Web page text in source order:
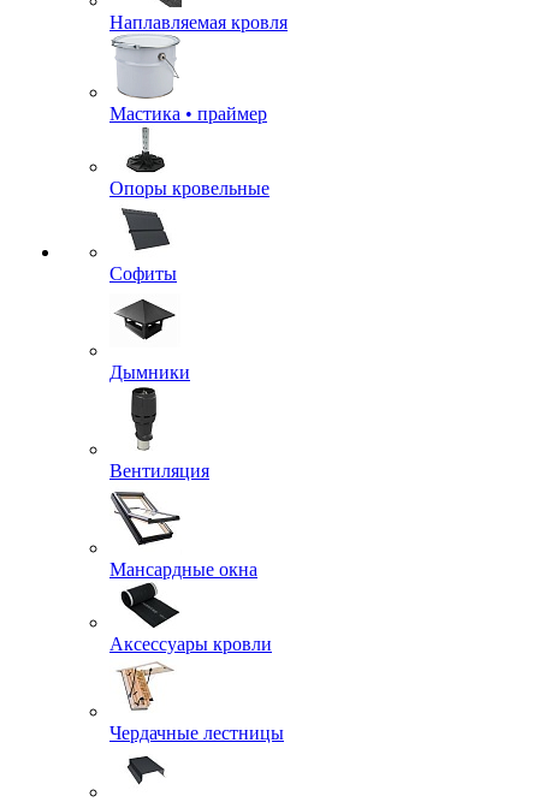
Наплавляемая кровля
Мастика • праймер
Опоры кровельные
Софиты
Дымники
Вентиляция
Мансардные окна
Аксессуары кровли
Чердачные лестницы